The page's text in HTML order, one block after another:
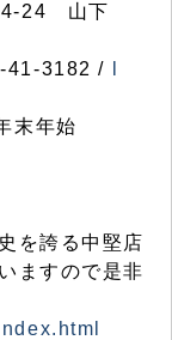
24 山下
41-3182 /
末年始
を誇る中堅店
ますので是非